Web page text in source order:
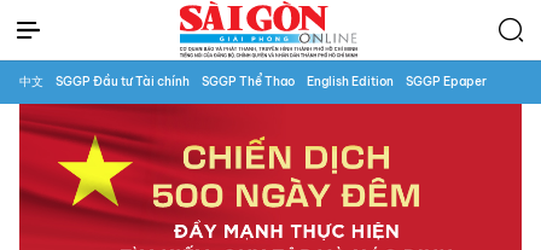
中文 SGGP Đầu tư Tài chính SGGP Thể Thao English Edition SGGP Epaper